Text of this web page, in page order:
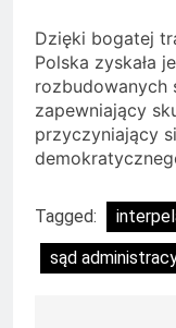
Dzięki bogatej
Polska zyskała
rozbudowanych
zapewniający
przyczyniający
Tagged:
sąd